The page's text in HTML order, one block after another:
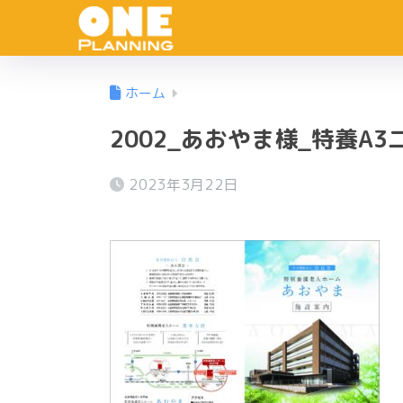
ホーム
2002_あおやま様_特養A3
2023年3月22日